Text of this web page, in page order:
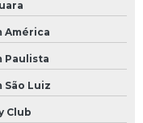
América
Paulista
São Luiz
Club